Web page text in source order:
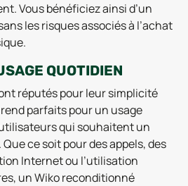
Vous bénéficiez ainsi d’un
les risques associés à l’achat
QUOTIDIEN
réputés pour leur simplicité
parfaits pour un usage
qui souhaitent un
ce soit pour des appels, des
Internet ou l’utilisation
un Wiko reconditionné